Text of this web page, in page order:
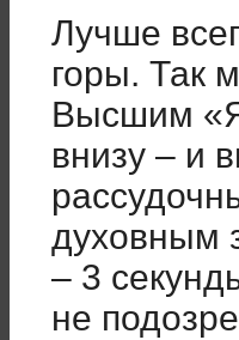
Лучше
горы. Так
Высшим
внизу – и
духовным
– 3
не